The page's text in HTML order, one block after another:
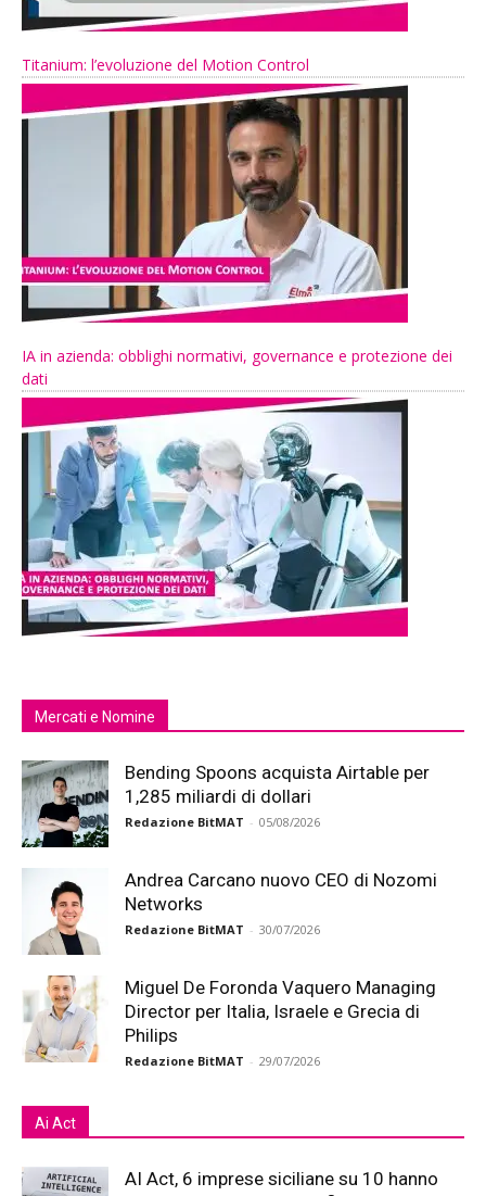
Titanium: l’evoluzione del Motion Control
IA in azienda: obblighi normativi, governance e protezione dei
dati
Mercati e Nomine
Bending Spoons acquista Airtable per
1,285 miliardi di dollari
Redazione BitMAT - 05/08/2026
Andrea Carcano nuovo CEO di Nozomi
Networks
Redazione BitMAT - 30/07/2026
Miguel De Foronda Vaquero Managing
Director per Italia, Israele e Grecia di
Philips
Redazione BitMAT - 29/07/2026
Ai Act
AI Act, 6 imprese siciliane su 10 hanno